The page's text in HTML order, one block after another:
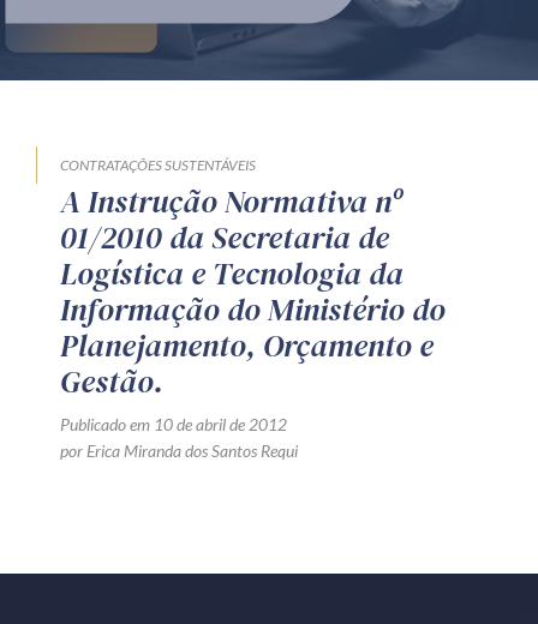
Produtos e serviços
Orientação por Escrito
Mentoria Zênite
Capacitação
Zênite Online
Zênite in Company
Diferenciais
CONTRATAÇÕES SUSTENTÁVEIS
A Instrução Normativa nº
01/2010 da Secretaria de
Logística e Tecnologia da
Informação do Ministério do
Planejamento, Orçamento e
Gestão.
Publicado em 10 de abril de 2012
por Erica Miranda dos Santos Requi